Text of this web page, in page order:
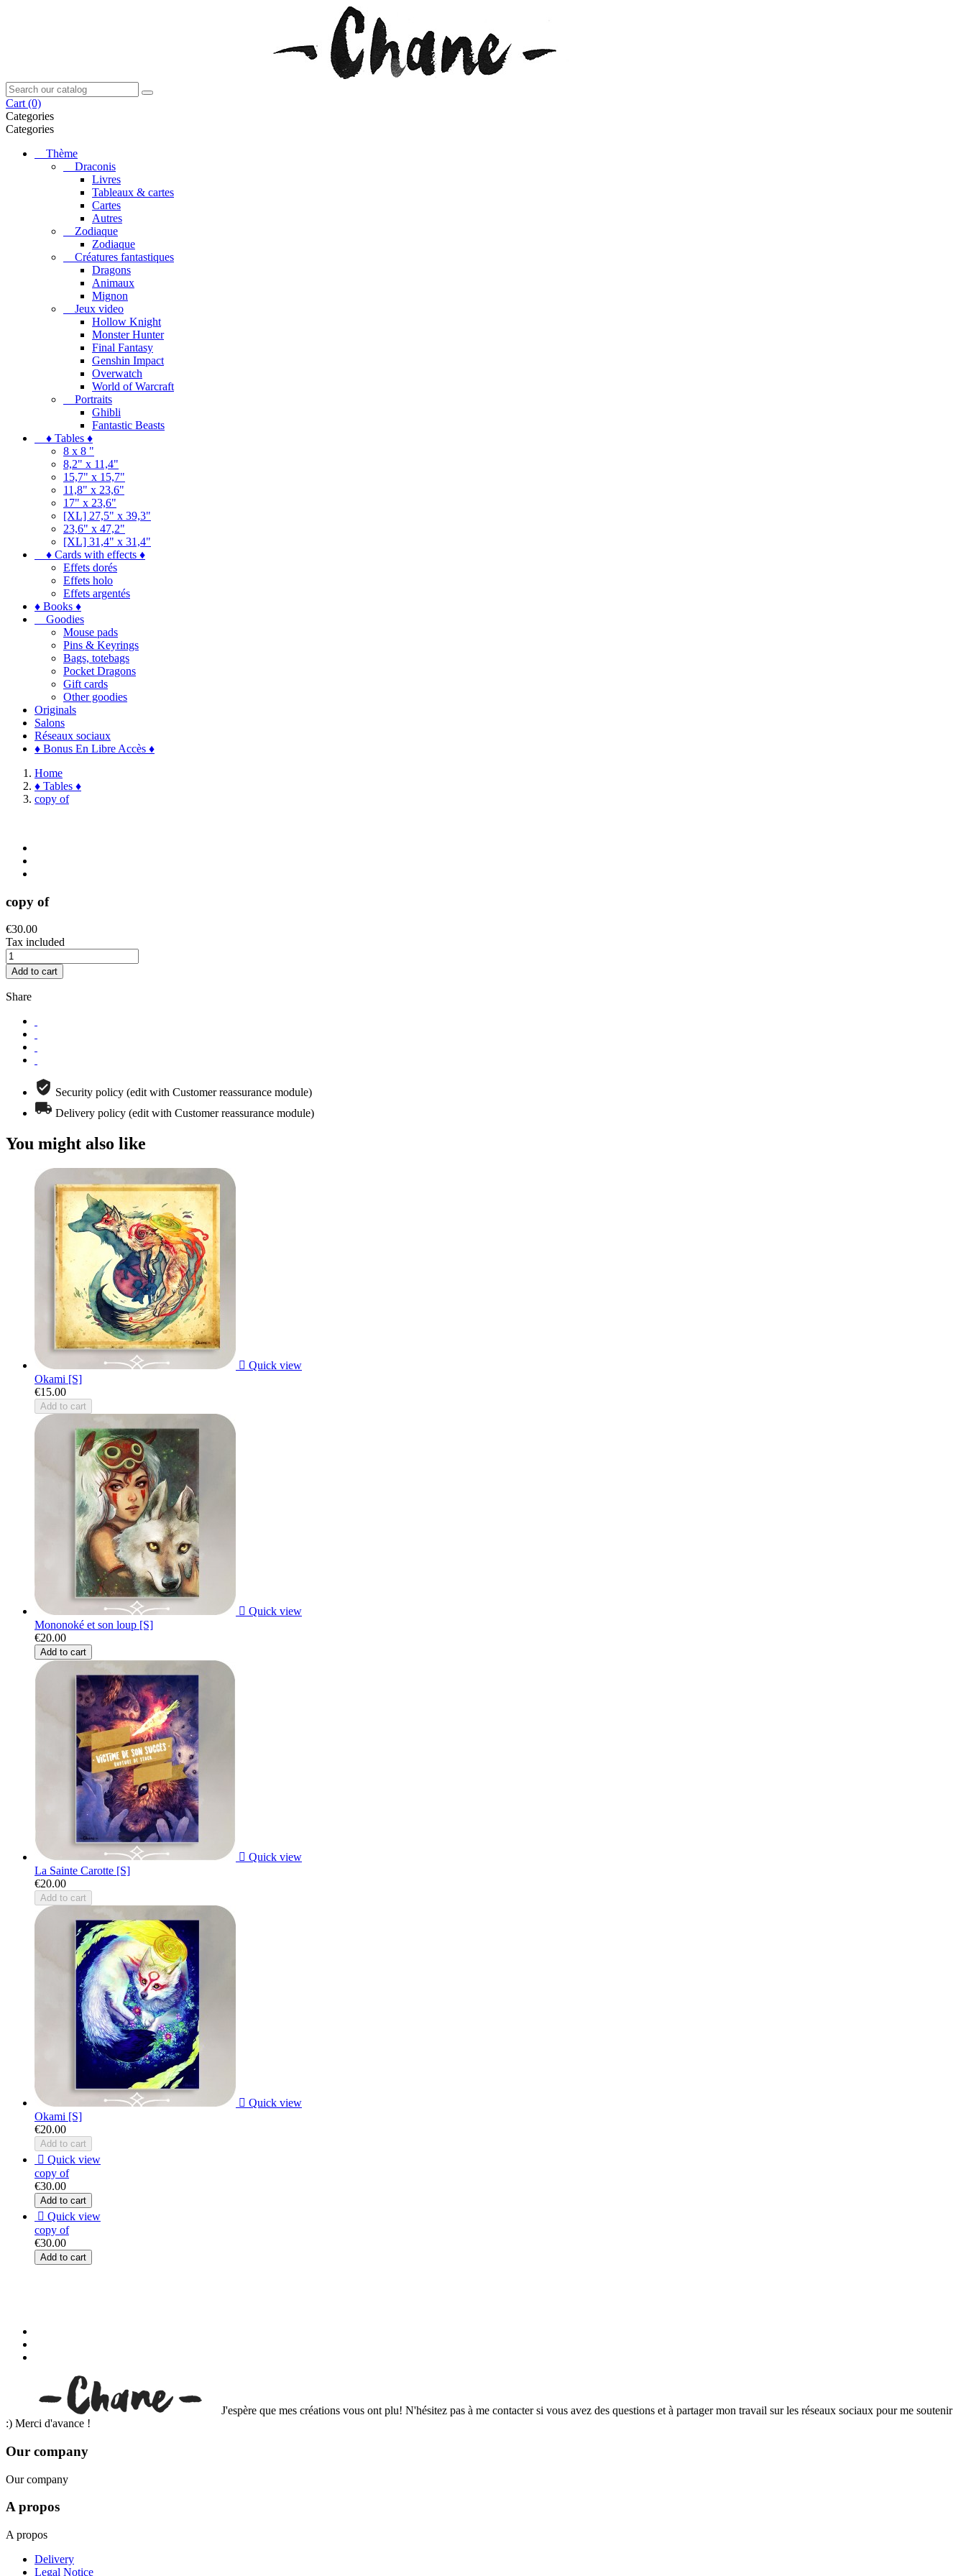
Cart (0)
Categories
Categories
Thème
Draconis
Livres
Tableaux & cartes
Cartes
Autres
Zodiaque
Zodiaque
Créatures fantastiques
Dragons
Animaux
Mignon
Jeux video
Hollow Knight
Monster Hunter
Final Fantasy
Genshin Impact
Overwatch
World of Warcraft
Portraits
Ghibli
Fantastic Beasts
♦ Tables ♦
8 x 8 "
8,2" x 11,4"
15,7" x 15,7"
11,8" x 23,6"
17" x 23,6"
[XL] 27,5" x 39,3"
23,6" x 47,2"
[XL] 31,4" x 31,4"
♦ Cards with effects ♦
Effets dorés
Effets holo
Effets argentés
♦ Books ♦
Goodies
Mouse pads
Pins & Keyrings
Bags, totebags
Pocket Dragons
Gift cards
Other goodies
Originals
Salons
Réseaux sociaux
♦ Bonus En Libre Accès ♦
Home
♦ Tables ♦
copy of
copy of
€30.00
Tax included
Add to cart
Share
Security policy (edit with Customer reassurance module)
Delivery policy (edit with Customer reassurance module)
You might also like
 Quick view
Okami [S]
€15.00
Add to cart
 Quick view
Mononoké et son loup [S]
€20.00
Add to cart
 Quick view
La Sainte Carotte [S]
€20.00
Add to cart
 Quick view
Okami [S]
€20.00
Add to cart
 Quick view
copy of
€30.00
Add to cart
 Quick view
copy of
€30.00
Add to cart
J'espère que mes créations vous ont plu! N'hésitez pas à me contacter si vous avez des questions et à partager mon travail sur les réseaux sociaux pour me soutenir
:) Merci d'avance !
Our company
Our company
A propos
A propos
Delivery
Legal Notice